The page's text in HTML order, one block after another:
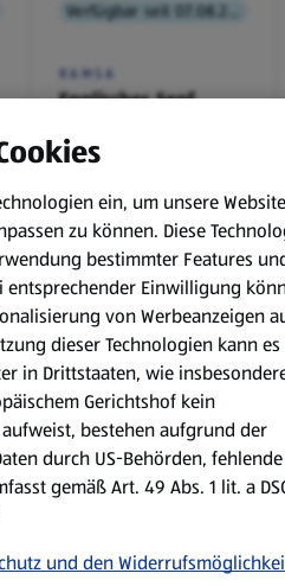
RAMSA
Englischer Senf
0,1 kg
€ 0,99¹˒² € 1,29
ein, um unsere Website
zu können. Diese
bestimmter Features
entsprechender Einwilligung
von Werbeanzeigen
dieser Technologien kann es
in Drittstaaten, wie
Gerichtshof kein
bestehen aufgrund der
durch US-Behörden, fehlende
gemäß Art. 49 Abs. 1 lit. a
und den